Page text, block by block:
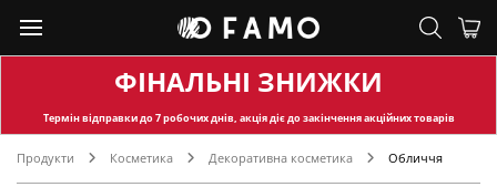
ФІНАЛЬНІ ЗНИЖКИ
Термін відправкидо 7 робочих днів, акція діє до закінчення акційних товарів
Продукти Косметика Декоративна косметика Обличчя